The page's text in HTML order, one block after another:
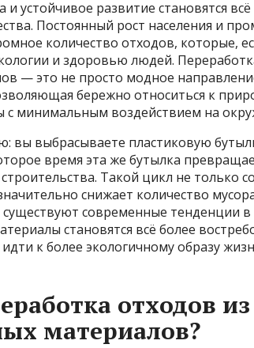
устойчивое развитие становятся
Постоянный рост населения и
количество отходов, которые,
и здоровью людей.
— это не просто модное
бережно относиться к
с минимальным воздействием на
вы выбрасываете пластиковую
время эта же бутылка
Такой цикл не только
снижает количество
современные тенденции
становятся всё более
к более экологичному образу
отходов из
материалов?